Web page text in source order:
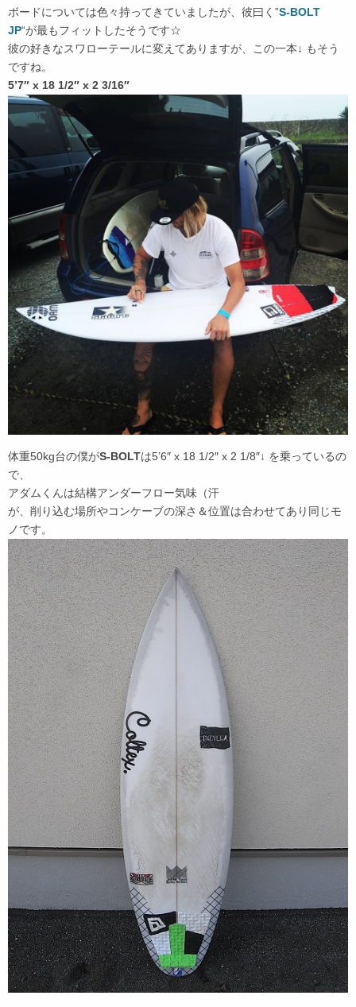
ボードについては色々持ってきていましたが、彼曰く”S-BOLT
JP“が最もフィットしたそうです☆
彼の好きなスワローテールに変えてありますが、この一本↓ もそう
ですね。
5’7″ x 18 1/2″ x 2 3/16″
体重50kg台の僕がS-BOLTは5’6″ x 18 1/2″ x 2 1/8″↓ を乗っているの
で、
アダムくんは結構アンダーフロー気味（汗
が、削り込む場所やコンケーブの深さ＆位置は合わせてあり同じモ
ノです。